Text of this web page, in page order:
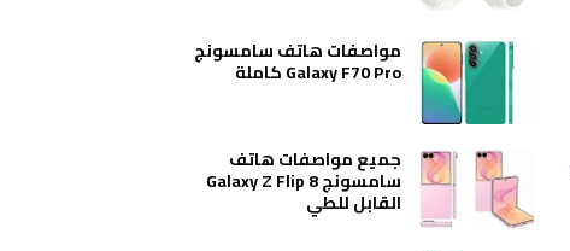
مواصفات هاتف سامسونج
Galaxy F70 Pro كاملة
جميع مواصفات هاتف
سامسونج Galaxy Z Flip 8
القابل للطي